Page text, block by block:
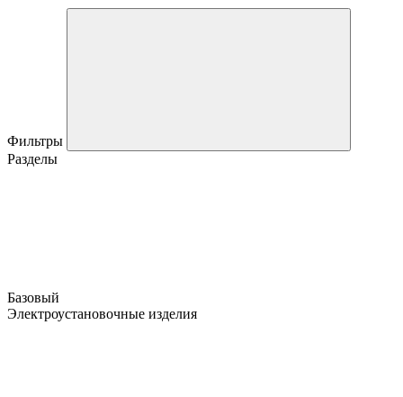
Фильтры
Разделы
Базовый
Электроустановочные изделия